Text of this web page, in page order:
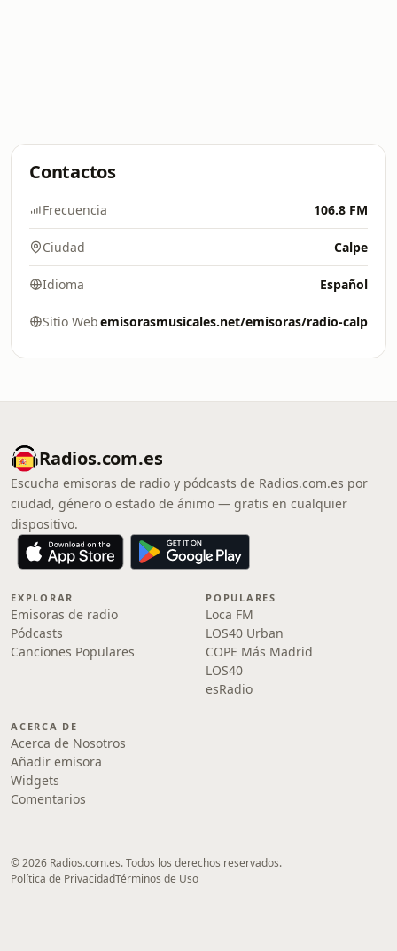
Contactos
Frecuencia 106.8 FM
Ciudad Calpe
Idioma Español
Sitio Webemisorasmusicales.net/emisoras/radio-calp
Radios.com.es
Escucha emisoras de radio y pódcasts de Radios.com.es por
ciudad, género o estado de ánimo — gratis en cualquier
dispositivo.
EXPLORAR
Emisoras de radio
Pódcasts
Canciones Populares
POPULARES
Loca FM
LOS40 Urban
COPE Más Madrid
LOS40
esRadio
ACERCA DE
Acerca de Nosotros
Añadir emisora
Widgets
Comentarios
© 2026 Radios.com.es. Todos los derechos reservados.
Política de PrivacidadTérminos de Uso